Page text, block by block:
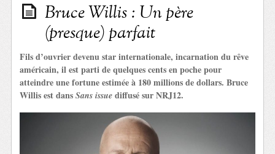
Bruce Willis : Un père
(presque) parfait
Fils d’ouvrier devenu star internationale, incarnation du rêve
américain, il est parti de quelques cents en poche pour
atteindre une fortune estimée à 180 millions de dollars. Bruce
Willis est dansSans issue diffusé sur NRJ12.